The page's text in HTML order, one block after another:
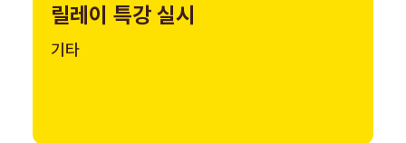
릴레이 특강 실시
기타